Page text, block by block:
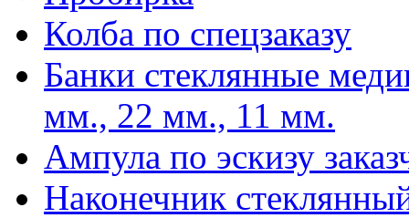
Колба по спецзаказу
Банки стеклянные
мм., 22 мм., 11 мм.
Ампула по эскизу
Наконечник